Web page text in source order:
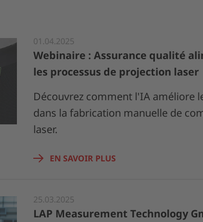
01.04.2025
Webinaire : Assurance qualité
les processus de projection laser
Découvrez comment l'IA améliore
dans la fabrication manuelle de
laser.
EN SAVOIR PLUS
25.03.2025
LAP Measurement Technology